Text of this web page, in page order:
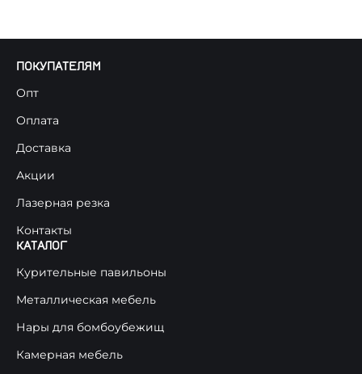
ПОКУПАТЕЛЯМ
Опт
Оплата
Доставка
Акции
Лазерная резка
Контакты
КАТАЛОГ
Курительные павильоны
Металлическая мебель
Нары для бомбоубежищ
Камерная мебель